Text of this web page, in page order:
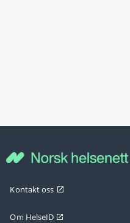
Kontakt oss
Om HelseID